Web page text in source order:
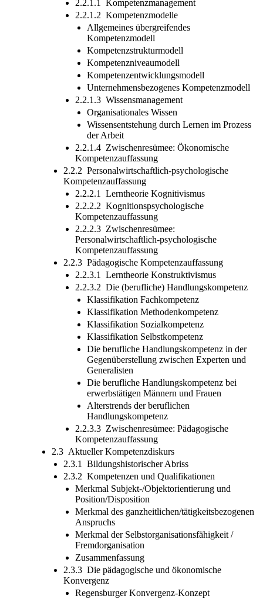
2.2.1.1 Kompetenzmanagement
2.2.1.2 Kompetenzmodelle
Allgemeines übergreifendes
Kompetenzmodell
Kompetenzstrukturmodell
Kompetenzniveaumodell
Kompetenzentwicklungsmodell
Unternehmensbezogenes Kompetenzmodell
2.2.1.3 Wissensmanagement
Organisationales Wissen
Wissensentstehung durch Lernen im Prozess
der Arbeit
2.2.1.4 Zwischenresümee: Ökonomische
Kompetenzauffassung
2.2.2 Personalwirtschaftlich-psychologische
Kompetenzauffassung
2.2.2.1 Lerntheorie Kognitivismus
2.2.2.2 Kognitionspsychologische
Kompetenzauffassung
2.2.2.3 Zwischenresümee:
Personalwirtschaftlich-psychologische
Kompetenzauffassung
2.2.3 Pädagogische Kompetenzauffassung
2.2.3.1 Lerntheorie Konstruktivismus
2.2.3.2 Die (berufliche) Handlungskompetenz
Klassifikation Fachkompetenz
Klassifikation Methodenkompetenz
Klassifikation Sozialkompetenz
Klassifikation Selbstkompetenz
Die berufliche Handlungskompetenz in der
Gegenüberstellung zwischen Experten und
Generalisten
Die berufliche Handlungskompetenz bei
erwerbstätigen Männern und Frauen
Alterstrends der beruflichen
Handlungskompetenz
2.2.3.3 Zwischenresümee: Pädagogische
Kompetenzauffassung
2.3 Aktueller Kompetenzdiskurs
2.3.1 Bildungshistorischer Abriss
2.3.2 Kompetenzen und Qualifikationen
Merkmal Subjekt-/Objektorientierung und
Position/Disposition
Merkmal des ganzheitlichen/tätigkeitsbezogenen
Anspruchs
Merkmal der Selbstorganisationsfähigkeit /
Fremdorganisation
Zusammenfassung
2.3.3 Die pädagogische und ökonomische
Konvergenz
Regensburger Konvergenz-Konzept